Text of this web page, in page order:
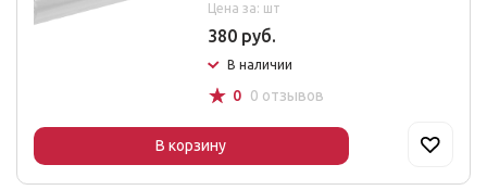
Цена за: шт
380 руб.
В наличии
☆ 0 0 отзывов
В корзину